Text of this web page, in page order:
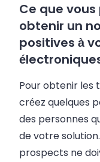
Ce que
obtenir un
positives à
Pour obtenir les
créez quelques
des personnes
de votre
prospects ne